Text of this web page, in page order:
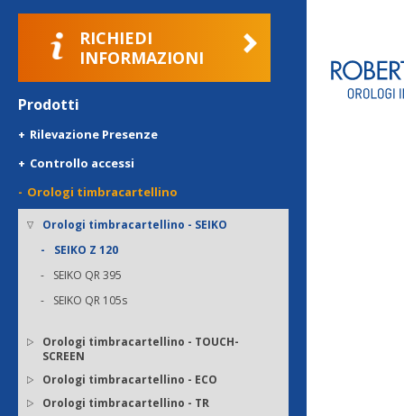
RICHIEDI
INFORMAZIONI
Prodotti
Rilevazione Presenze
Controllo accessi
Orologi timbracartellino
Orologi timbracartellino - SEIKO
SEIKO Z 120
SEIKO QR 395
SEIKO QR 105s
Orologi timbracartellino - TOUCH-
SCREEN
Orologi timbracartellino - ECO
Orologi timbracartellino - TR